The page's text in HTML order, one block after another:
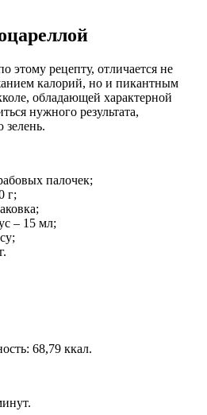
этому рецепту, отличается не
калорий, но и пикантным
обладающей характерной
нужного результата,
зелень.
палочек;
г;
– 15 мл;
68,79 ккал.